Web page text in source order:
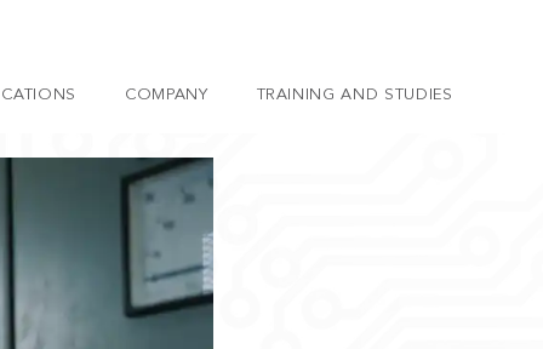
COMPANY TRAINING AND STUDIES